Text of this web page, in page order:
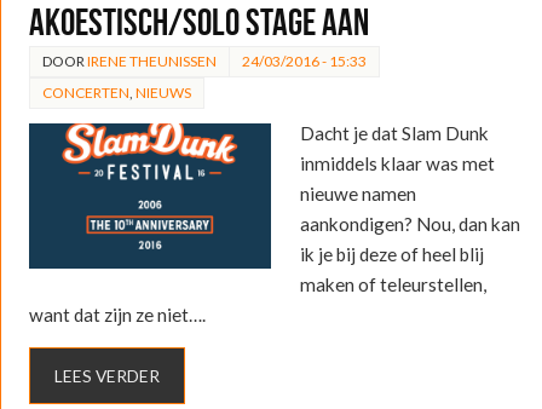
akoestisch/solo stage aan
DOOR IRENE THEUNISSEN
24/03/2016 - 15:33
CONCERTEN NIEUWS
Dacht je dat Slam Dunk
inmiddels klaar was met
nieuwe namen
aankondigen? Nou, dan kan
ik je bij deze of heel blij
maken of teleurstellen,
want dat zijn ze niet….
LEES VERDER